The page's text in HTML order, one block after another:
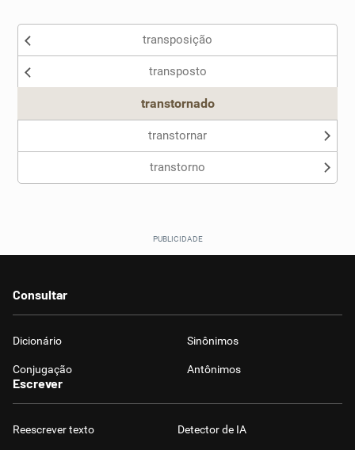
Nenhum dos sinônimos apresentados me ajudou
transposição
transposto
transtornado
transtornar
transtorno
Consultar
Dicionário Sinônimos
Conjugação Antônimos
Escrever
Reescrever texto Detector de IA